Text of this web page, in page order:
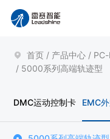
首页 / 产品中心 /
/ 5000系列高端轨迹型
DMC运动控制卡 EMC